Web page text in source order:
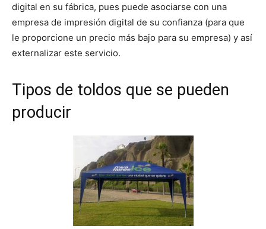
digital en su fábrica, pues puede asociarse con una
empresa de impresión digital de su confianza (para que
le proporcione un precio más bajo para su empresa) y así
externalizar este servicio.
Tipos de toldos que se pueden
producir